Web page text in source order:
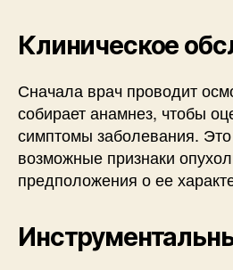
Клиническое
Сначала врач проводит
собирает анамнез, чтобы
симптомы заболевания.
возможные признаки
предположения о ее